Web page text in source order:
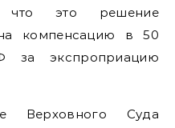
что это решение
компенсацию в 50
экспроприацию
Верховного Суда